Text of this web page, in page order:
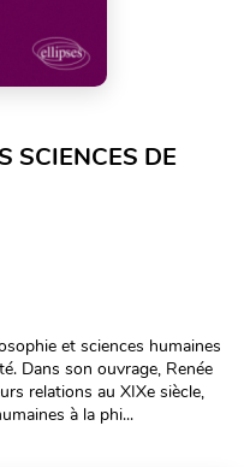
SCIENCES DE
et sciences humaines
Dans son ouvrage, Renée
relations au XIXe siècle,
à la phi...